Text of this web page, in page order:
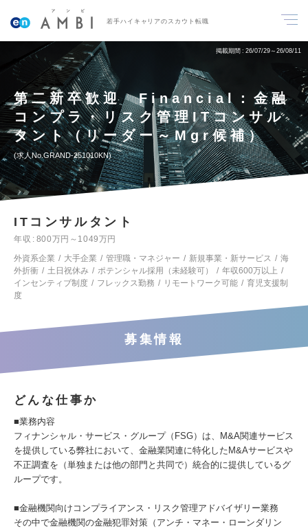
若手ハイキャリアのスカウト転職
掲載期間 26/07/29～26/08/11
第二新卒歓迎 Financial：金融
コンプラ・リスク管理ITコンサル
タント（リーダー～Mgr候補）
求人No.GRAND-251010KN
ITコンサルタント
年収
800万円～1049万円
外資系企業
大手企業 管理職・マネジャー 新規事業・新サービス
海
外折衝
土日祝休み ポテンシャル採用（未経験可）
年収600万以上
インセンティブ制度
フレックス勤務 リモートワーク可能
育児支援制
度
募集情報
どんな仕事か
■業務内容
フィナンシャル・サービス・グループ（FSG）は、M&A関連サービス
を提供している弊社において、金融業関連に特化したM&Aサービスや
不正調査を（単独または他の部門と共同で）統合的に提供しているグ
ループです。
■金融機関向けコンプライアンス・リスク管理アドバイザリー業務
その中で金融機関の金融犯罪対策（アンチ・マネー・ローンダリン